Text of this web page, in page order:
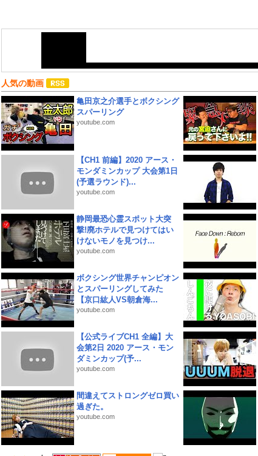
人気の動画
亀田京之介選手とボクシング
スパーリング
youtube.com
【CH1 前編】2020 アース・
モンダミンカップ 大会第1日
(予選ラウンド)...
youtube.com
静岡最恐心霊スポット大突
撃!廃ホテルで見つけてはい
けないモノを見つけ...
youtube.com
ボクシング世界チャンピオン
とスパーリングしてみた
【京口紘人VS朝倉海...
youtube.com
【公式ライブCH1 全編】大
会第2日 2020 アース・モン
ダミンカップ(予...
youtube.com
間違えてストロングゼロ買い
過ぎた。
youtube.com